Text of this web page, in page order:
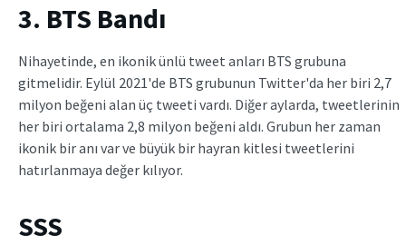
3. BTS Bandı
Nihayetinde, en ikonik ünlü tweet anları BTS grubuna
gitmelidir. Eylül 2021'de BTS grubunun Twitter'da her biri 2,7
milyon beğeni alan üç tweeti vardı. Diğer aylarda, tweetlerinin
her biri ortalama 2,8 milyon beğeni aldı. Grubun her zaman
ikonik bir anı var ve büyük bir hayran kitlesi tweetlerini
hatırlanmaya değer kılıyor.
SSS